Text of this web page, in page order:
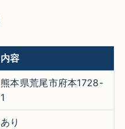
内容
熊本県荒尾市府本1728-
1
あり